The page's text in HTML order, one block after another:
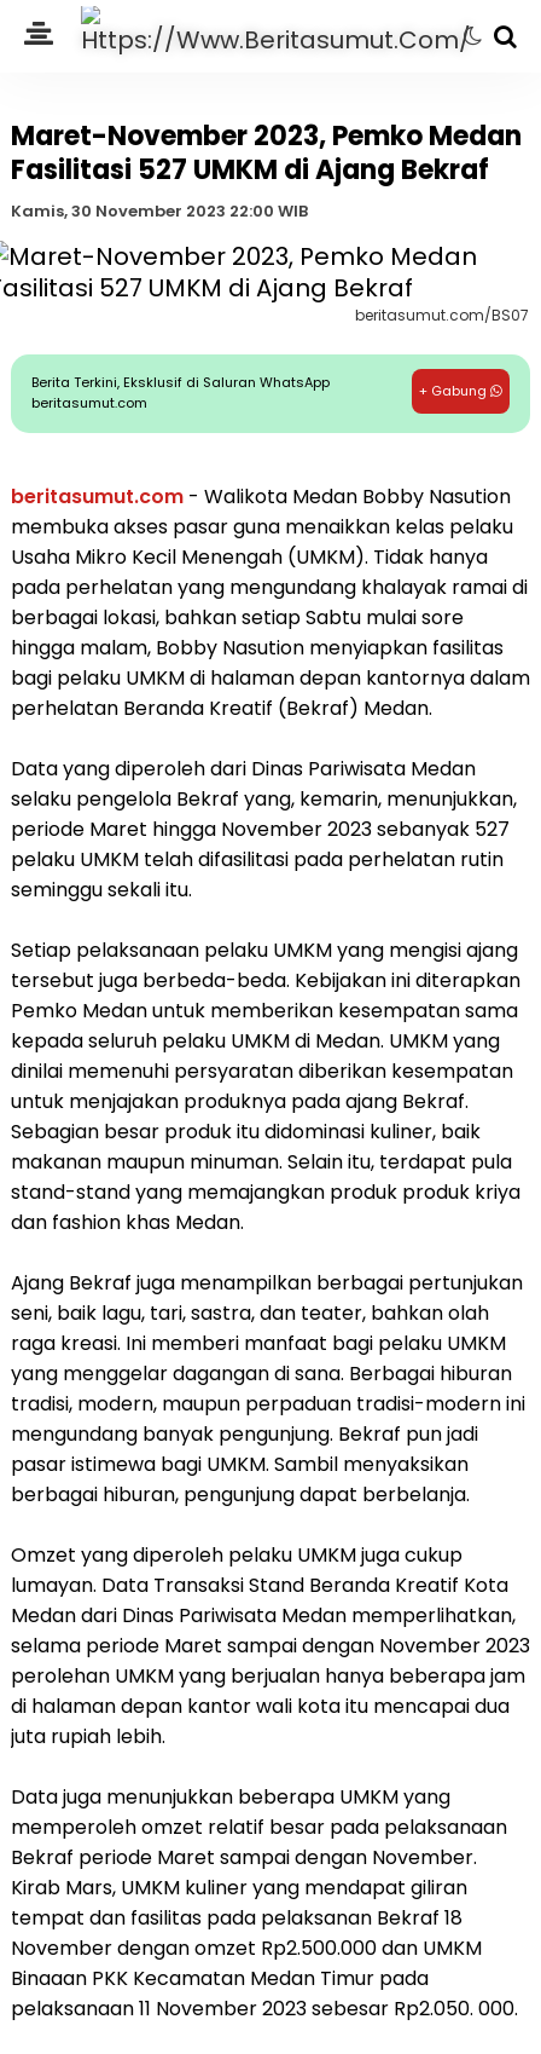
Maret-November 2023, Pemko Medan
Fasilitasi 527 UMKM di Ajang Bekraf
Kamis, 30 November 2023 22:00 WIB
beritasumut.com/BS07
Berita Terkini, Eksklusif di Saluran WhatsApp
beritasumut.com
+ Gabung
beritasumut.com- Walikota Medan Bobby Nasution
membuka akses pasar guna menaikkan kelas pelaku
Usaha Mikro Kecil Menengah (UMKM). Tidak hanya
pada perhelatan yang mengundang khalayak ramai di
berbagai lokasi, bahkan setiap Sabtu mulai sore
hingga malam, Bobby Nasution menyiapkan fasilitas
bagi pelaku UMKM di halaman depan kantornya dalam
perhelatan Beranda Kreatif (Bekraf) Medan.
Data yang diperoleh dari Dinas Pariwisata Medan
selaku pengelola Bekraf yang, kemarin, menunjukkan,
periode Maret hingga November 2023 sebanyak 527
pelaku UMKM telah difasilitasi pada perhelatan rutin
seminggu sekali itu.
Setiap pelaksanaan pelaku UMKM yang mengisi ajang
tersebut juga berbeda-beda. Kebijakan ini diterapkan
Pemko Medan untuk memberikan kesempatan sama
kepada seluruh pelaku UMKM di Medan. UMKM yang
dinilai memenuhi persyaratan diberikan kesempatan
untuk menjajakan produknya pada ajang Bekraf.
Sebagian besar produk itu didominasi kuliner, baik
makanan maupun minuman. Selain itu, terdapat pula
stand-stand yang memajangkan produk produk kriya
dan fashion khas Medan.
Ajang Bekraf juga menampilkan berbagai pertunjukan
seni, baik lagu, tari, sastra, dan teater, bahkan olah
raga kreasi. Ini memberi manfaat bagi pelaku UMKM
yang menggelar dagangan di sana. Berbagai hiburan
tradisi, modern, maupun perpaduan tradisi-modern ini
mengundang banyak pengunjung. Bekraf pun jadi
pasar istimewa bagi UMKM. Sambil menyaksikan
berbagai hiburan, pengunjung dapat berbelanja.
Omzet yang diperoleh pelaku UMKM juga cukup
lumayan. Data Transaksi Stand Beranda Kreatif Kota
Medan dari Dinas Pariwisata Medan memperlihatkan,
selama periode Maret sampai dengan November 2023
perolehan UMKM yang berjualan hanya beberapa jam
di halaman depan kantor wali kota itu mencapai dua
juta rupiah lebih.
Data juga menunjukkan beberapa UMKM yang
memperoleh omzet relatif besar pada pelaksanaan
Bekraf periode Maret sampai dengan November.
Kirab Mars, UMKM kuliner yang mendapat giliran
tempat dan fasilitas pada pelaksanan Bekraf 18
November dengan omzet Rp2.500.000 dan UMKM
Binaaan PKK Kecamatan Medan Timur pada
pelaksanaan 11 November 2023 sebesar Rp2.050. 000.